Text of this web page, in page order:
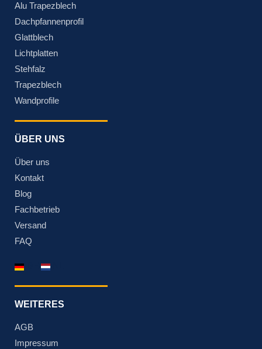
Alu Trapezblech
Dachpfannenprofil
Glattblech
Lichtplatten
Stehfalz
Trapezblech
Wandprofile
ÜBER UNS
Über uns
Kontakt
Blog
Fachbetrieb
Versand
FAQ
WEITERES
AGB
Impressum